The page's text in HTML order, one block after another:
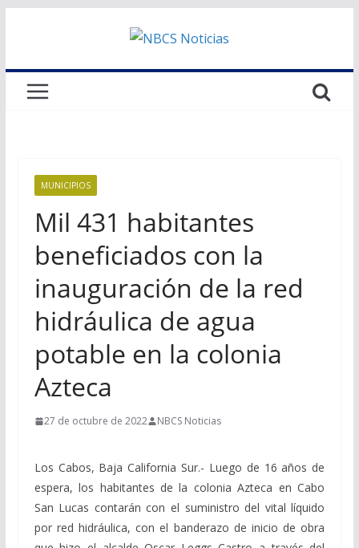
MUNICIPIOS
Mil 431 habitantes
beneficiados con la
inauguración de la red
hidráulica de agua
potable en la colonia
Azteca
27 de octubre de 2022 NBCS Noticias
Los Cabos, Baja California Sur.- ​​Luego de 16 años de
espera, los habitantes de la colonia Azteca en Cabo
San Lucas contarán con el suministro del vital líquido
por red hidráulica, con el banderazo de inicio de obra